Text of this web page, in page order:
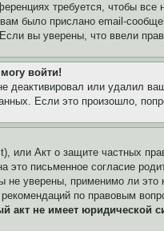
требуется, чтобы
было прислано email-
вы уверены, что ввели
войти!
деактивировал или удалил
Если это произошло,
или Акт о защите частных
это письменное согласие
уверены, применимо ли
по правовым
акт не имеет юридической